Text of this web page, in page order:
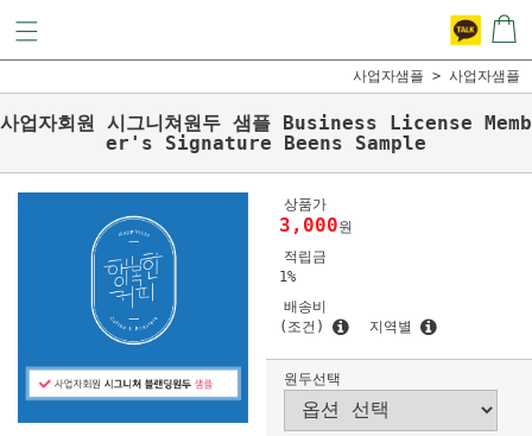
사업자샘플 사업자샘플
사업자회원 시그니쳐원두 샘플 Business License Memb
er's Signature Beens Sample
상품가
3,000원
적립금
1%
배송비
(조건)
지역별
원두선택